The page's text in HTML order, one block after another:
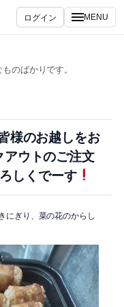
ログイン MENU
のばかりです。
様のお越しをお
アウトのご注文
しくでーす
にぎり、菜の花のからし